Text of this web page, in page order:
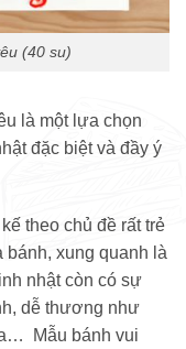
(40 su)
là một lựa chọn
đặc biệt và đầy ý
theo chủ đề rất trẻ
bánh, xung quanh là
nhật còn có sự
dễ thương như
Mẫu bánh vui